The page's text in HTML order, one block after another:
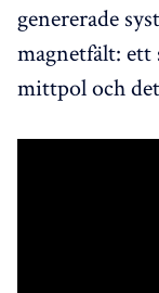
genererade
magnetfält:
mittpol och